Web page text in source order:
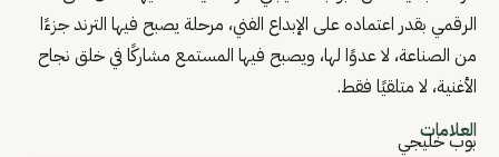
الرقمي بقدر اعتماده على الإبداع الفني، مرحلة يصبح فيها الترند جزءًا
من الصناعة، لا عدوًا لها، ويصبح فيها المستمع مشاركًا في خلق نجاح
الأغنية، لا متلقيًا فقط.
العلامات
بوب خليجي